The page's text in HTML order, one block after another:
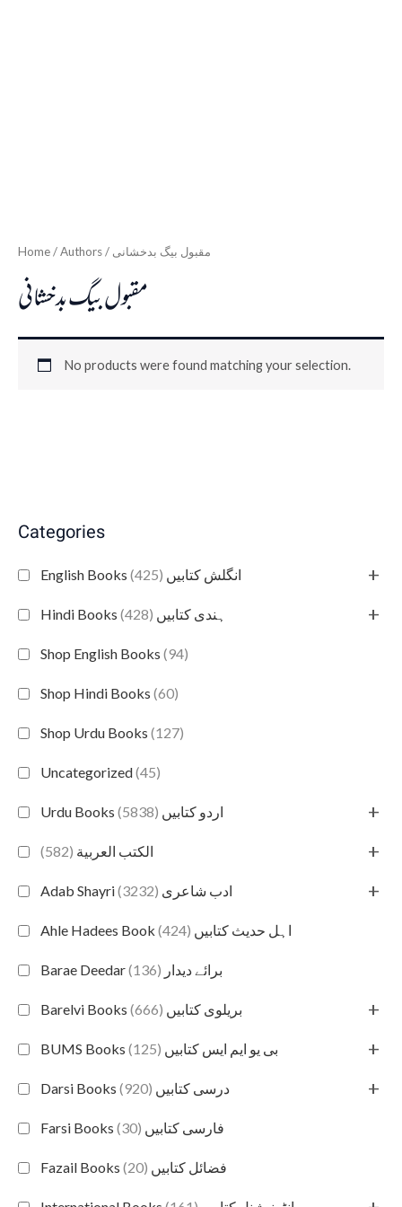
Categories
English Books انگلش کتابیں (425) +
Hindi Books ہندی کتابیں (428) +
Shop English Books (94)
Shop Hindi Books (60)
Shop Urdu Books (127)
Uncategorized(45)
Urdu Books اردو کتابیں (5838) +
الكتب العربية (582) +
Adab Shayri ادب شاعری (3232) +
Ahle Hadees Book اہل حدیث کتابیں (424)
Barae Deedar برائے دیدار (136)
Barelvi Books بریلوی کتابیں (666) +
BUMS Books بی یو ایم ایس کتابیں (125) +
Darsi Books درسی کتابیں (920) +
Farsi Books فارسی کتابیں (30)
Fazail Books فضائل کتابیں (20)
Home / Authors / مقبول بیگ بدخشانی
مقبول بیگ بدخشانی
No products were found matching your selection.